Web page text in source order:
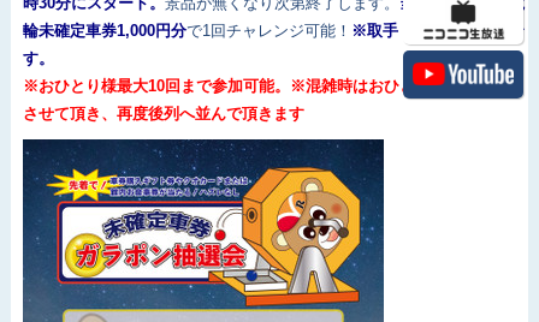
輪未確定車券1,000円分で1回チャレンジ可能！ ※取手・福井は対象外で
す。
※おひとり様最大10回まで参加可能。※混雑時はおひとり様５回までと
させて頂き、再度後列へ並んで頂きます